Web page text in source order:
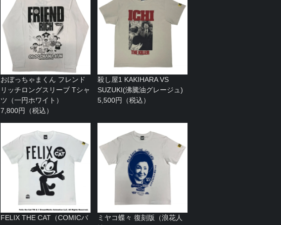
おぼっちゃまくん フレンド
リッチロングスリーブ Tシャ
ツ（一円ホワイト）
7,800円（税込）
殺し屋1 KAKIHARA VS
SUZUKI(沸騰油グレージュ)
5,500円（税込）
FELIX THE CAT（COMICバ
ミヤコ蝶々 復刻版（浪花人